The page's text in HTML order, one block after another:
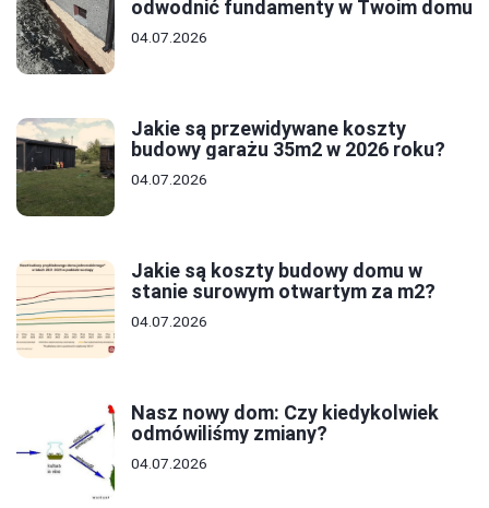
odwodnić fundamenty w Twoim domu
04.07.2026
Jakie są przewidywane koszty
budowy garażu 35m2 w 2026 roku?
04.07.2026
Jakie są koszty budowy domu w
stanie surowym otwartym za m2?
04.07.2026
Nasz nowy dom: Czy kiedykolwiek
odmówiliśmy zmiany?
04.07.2026